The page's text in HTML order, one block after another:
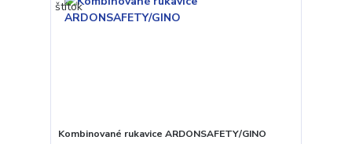
Kombinované rukavice ARDONSAFETY/GINO